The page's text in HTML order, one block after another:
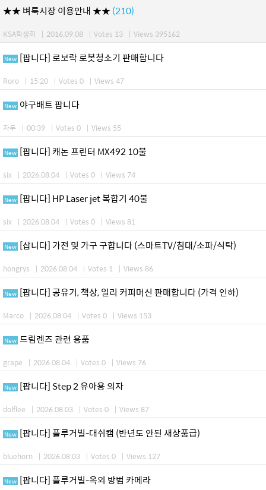
★★ 벼룩시장 이용안내 ★★ (210)
KSA학생회 | 2016.09.08 | Votes 13 | Views 395162
New [팝니다] 로보락 로봇청소기 판매합니다
Roro | 15:20 | Votes 0 | Views 47
New 야구배트 팝니다
자두 | 00:39 | Votes 0 | Views 55
New [팝니다] 캐논 프린터 MX492 10불
six | 2026.08.04 | Votes 0 | Views 74
New [팝니다] HP Laser jet 복합기 40불
six | 2026.08.04 | Votes 0 | Views 81
New [삽니다] 가전 및 가구 구합니다 (스마트TV/침대/소파/식탁)
hongrys | 2026.08.04 | Votes 1 | Views 86
New [팝니다] 공유기, 책상, 일리 커피머신 판매합니다 (가격 인하)
Marco | 2026.08.04 | Votes 0 | Views 153
New 드림렌즈 관련 용품
grape | 2026.08.04 | Votes 0 | Views 76
New [팝니다] Step 2 유아용 의자
dolflee | 2026.08.03 | Votes 0 | Views 87
New [팝니다] 플루거빌-대쉬캠 (반년도 안된 새상품급)
bluehorn | 2026.08.03 | Votes 0 | Views 127
New [팝니다] 플루거빌-옥외 방범 카메라